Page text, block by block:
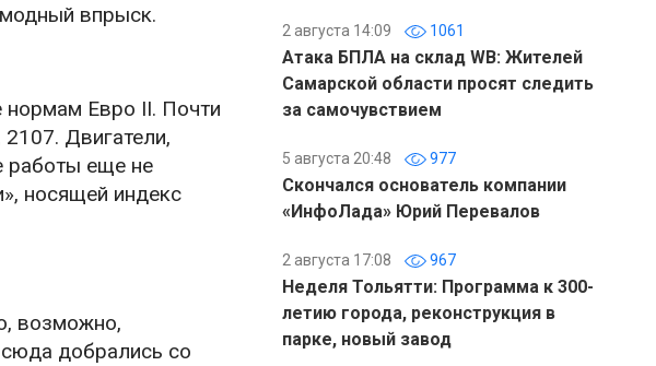
впрыск.
нормам Евро II. Почти
Двигатели,
работы еще не
носящей индекс
возможно,
добрались со
2 августа 14:09 1061
Атака БПЛА на склад WB: Жителей
Самарской области просят следить
за самочувствием
5 августа 20:48 977
Скончался основатель компании
«ИнфоЛада» Юрий Перевалов
2 августа 17:08 967
Неделя Тольятти: Программа к 300-
летию города, реконструкция в
парке, новый завод